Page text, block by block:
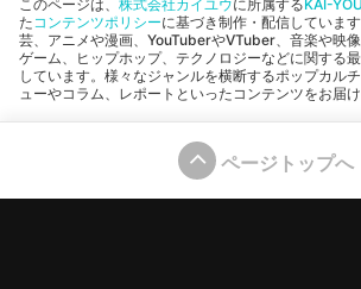
このページは、 株式会社カイユウに所属するKAI-
た コンテンツポリシーに基づき制作・配信していま
芸、アニメや漫画、YouTuberやVTuber、音楽や映像
ゲーム、ヒップホップ、テクノロジーなどに関する
しています。様々なジャンルを横断するポップカル
ューやコラム、レポートといったコンテンツをお届け
ページトップへ